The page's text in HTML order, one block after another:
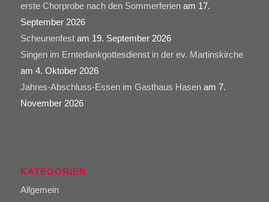
erste Chorprobe nach den Sommerferienam 17.
September 2026
Scheunenfestam 19. September 2026
Singen im Erntedankgottesdienst in der ev. Martinskirche
am 4. Oktober 2026
Jahres-Abschluss-Essen im Gasthaus Hasenam 7.
November 2026
KATEGORIEN
Allgemein